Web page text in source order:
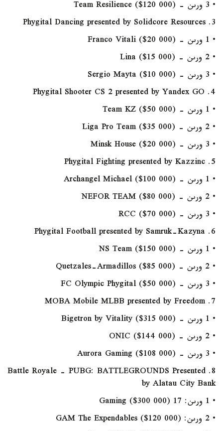
• 3 ورىن - Team Resilience ($120 000)
3. Phygital Dancing presented by Solidcore Resources
• 1 ورىن - Franco Vitali ($20 000)
• 2 ورىن - Lina ($15 000)
• 3 ورىن - Sergio Mayta ($10 000)
4. Phygital Shooter CS 2 presented by Yandex GO
• 1 ورىن - Team KZ ($50 000)
• 2 ورىن - Liga Pro Team ($35 000)
• 3 ورىن - Minsk House ($20 000)
5. Phygital Fighting presented by Kazzinc
• 1 ورىن - Archangel Michael ($100 000)
• 2 ورىن - NEFOR TEAM ($80 000)
• 3 ورىن - RCC ($70 000)
6. Phygital Football presented by Samruk-Kazyna
• 1 ورىن - NS Team ($150 000)
• 2 ورىن - Quetzales-Armadillos ($85 000)
• 3 ورىن - FC Olympic Phygital ($50 000)
7. MOBA Mobile MLBB presented by Freedom
• 1 ورىن - Bigetron by Vitality ($315 000)
• 2 ورىن - ONIC ($144 000)
• 3 ورىن - Aurora Gaming ($108 000)
8. Battle Royale - PUBG: BATTLEGROUNDS Presented
by Alatau City Bank
• 1 ورىن: 17 Gaming ($300 000)
• 2 ورىن: GAM The Expendables ($120 000)